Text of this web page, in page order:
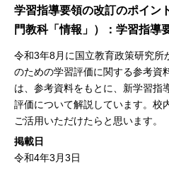
学習指導要領の改訂のポイン
門教科「情報」）：学習指導
令和3年8月に国立教育政策研究所
のための学習評価に関する参考資
は、参考資料をもとに、新学習指
評価について解説しています。校
ご活用いただけたらと思います。
掲載日
令和4年3月3日